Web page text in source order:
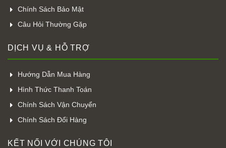
Chính Sách Bảo Mật
Câu Hỏi Thường Gặp
DỊCH VỤ & HỖ TRỢ
Hướng Dẫn Mua Hàng
Hình Thức Thanh Toán
Chính Sách Vận Chuyển
Chính Sách Đổi Hàng
KẾT NỐI VỚI CHÚNG TÔI